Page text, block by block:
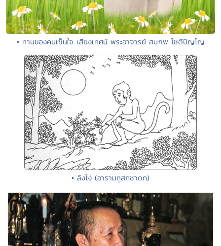
• ทานของคนเข็นใจ เสียงเทศน์ พระอาจารย์ สมภพ โชติปัญโญ
• ลิงโง่ (อารามทูสกชาดก)